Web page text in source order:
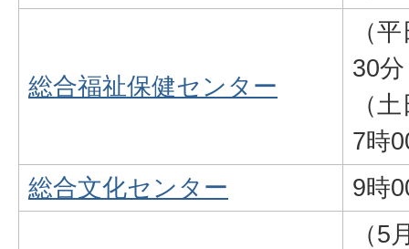
総合福祉保健センター
（
30
（
7時
総合文化センター
9時
（5